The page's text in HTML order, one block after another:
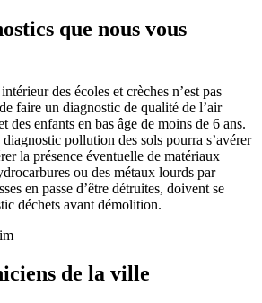
que nous vous
des écoles et crèches n’est pas
faire un diagnostic de qualité de l’air
des enfants en bas âge de moins de 6 ans.
pollution des sols pourra s’avérer
la présence éventuelle de matériaux
ou des métaux lourds par
en passe d’être détruites, doivent se
déchets avant démolition.
de la ville